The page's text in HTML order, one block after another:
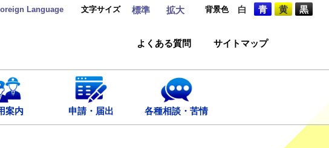
Language 文字サイズ 標準 拡大 背景色 白 青 黄 黒
よくある質問 サイトマップ
案内 申請・届出 各種相談・苦情